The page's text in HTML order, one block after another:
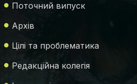
Поточний випуск
Архів
Цілі та проблематика
Редакційна колегія